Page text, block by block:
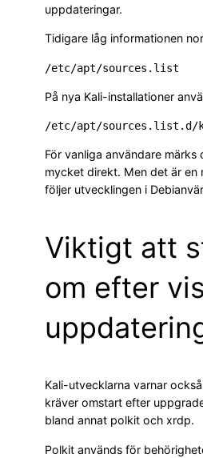
uppdateringar.
Tidigare låg informationen
På nya Kali-installationer
För vanliga användare märks
mycket direkt. Men det är en
följer utvecklingen i
Viktigt att
om efter
Kali-utvecklarna varnar
kräver omstart efter
bland annat polkit och xrdp.
Polkit används för